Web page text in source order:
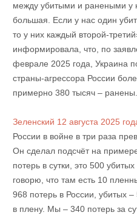
между убитыми и ранеными у
большая. Если у нас один
то у них каждый второй-
информировала, что, по
феврале 2025 года, Украина
страны-агрессора России
примерно 380 тысяч – ранены.
Зеленский 12 августа 2025
России в войне в три раза
Он сделал подсчёт на
потерь в сутки, это 500
говорю, что там есть 10
968 потерь в России, убитых
в плену. Мы – 340 потерь за